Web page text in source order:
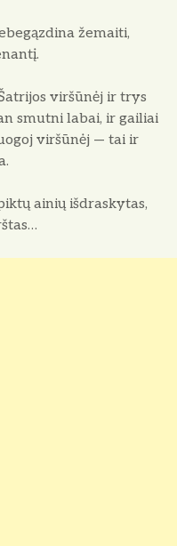
žemaiti,
viršūnėj ir trys
smutni labai, ir gailiai
viršūnėj — tai ir
ainių išdraskytas,